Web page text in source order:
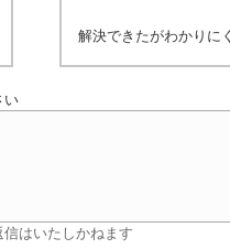
解決できたがわかりに
い
はいたしかねます